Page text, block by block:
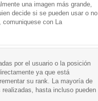
una imagen más grande,
decide si se pueden usar o no
comuniquese con La
por el usuario o la posición
ya que está
su rank. La mayoría de
hasta incluso pueden